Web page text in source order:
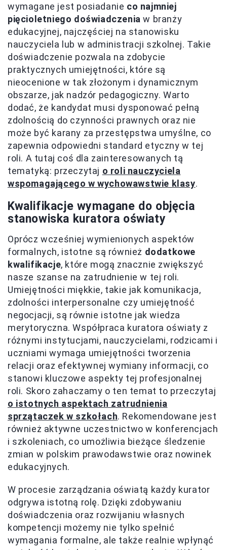
wymagane jest posiadanie co najmniej
pięcioletniego doświadczenia w branży
edukacyjnej, najczęściej na stanowisku
nauczyciela lub w administracji szkolnej. Takie
doświadczenie pozwala na zdobycie
praktycznych umiejętności, które są
nieocenione w tak złożonym i dynamicznym
obszarze, jak nadzór pedagogiczny. Warto
dodać, że kandydat musi dysponować pełną
zdolnością do czynności prawnych oraz nie
może być karany za przestępstwa umyślne, co
zapewnia odpowiedni standard etyczny w tej
roli. A tutaj coś dla zainteresowanych tą
tematyką: przeczytaj o roli nauczyciela
wspomagającego w wychowawstwie klasy.
Kwalifikacje wymagane do objęcia
stanowiska kuratora oświaty
Oprócz wcześniej wymienionych aspektów
formalnych, istotne są również dodatkowe
kwalifikacje, które mogą znacznie zwiększyć
nasze szanse na zatrudnienie w tej roli.
Umiejętności miękkie, takie jak komunikacja,
zdolności interpersonalne czy umiejętność
negocjacji, są równie istotne jak wiedza
merytoryczna. Współpraca kuratora oświaty z
różnymi instytucjami, nauczycielami, rodzicami i
uczniami wymaga umiejętności tworzenia
relacji oraz efektywnej wymiany informacji, co
stanowi kluczowe aspekty tej profesjonalnej
roli. Skoro zahaczamy o ten temat to przeczytaj
o istotnych aspektach zatrudnienia
sprzątaczek w szkołach. Rekomendowane jest
również aktywne uczestnictwo w konferencjach
i szkoleniach, co umożliwia bieżące śledzenie
zmian w polskim prawodawstwie oraz nowinek
edukacyjnych.
W procesie zarządzania oświatą każdy kurator
odgrywa istotną rolę. Dzięki zdobywaniu
doświadczenia oraz rozwijaniu własnych
kompetencji możemy nie tylko spełnić
wymagania formalne, ale także realnie wpłynąć